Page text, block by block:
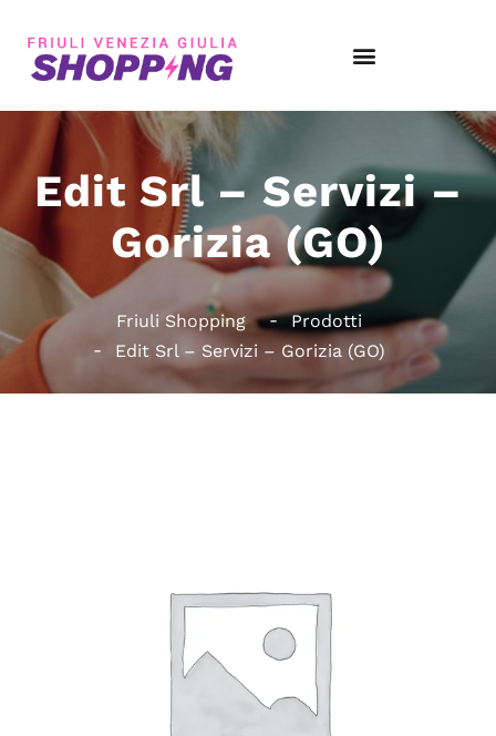
Edit Srl – Servizi –
Gorizia (GO)
Friuli Shopping
Prodotti
Edit Srl – Servizi – Gorizia (GO)